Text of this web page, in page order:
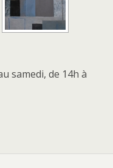
samedi, de 14h à